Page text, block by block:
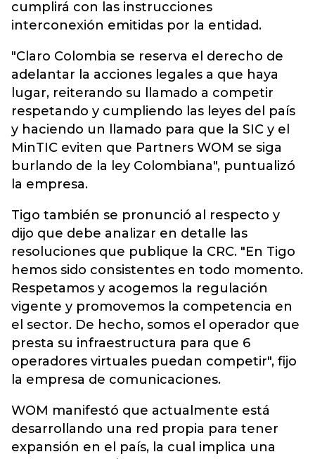
cumplirá con las instrucciones
interconexión emitidas por la entidad.
"Claro Colombia se reserva el derecho de
adelantar la acciones legales a que haya
lugar, reiterando su llamado a competir
respetando y cumpliendo las leyes del país
y haciendo un llamado para que la SIC y el
MinTIC eviten que Partners WOM se siga
burlando de la ley Colombiana", puntualizó
la empresa.
Tigo también se pronunció al respecto y
dijo que debe analizar en detalle las
resoluciones que publique la CRC. "En Tigo
hemos sido consistentes en todo momento.
Respetamos y acogemos la regulación
vigente y promovemos la competencia en
el sector. De hecho, somos el operador que
presta su infraestructura para que 6
operadores virtuales puedan competir", fijo
la empresa de comunicaciones.
WOM manifestó que actualmente está
desarrollando una red propia para tener
expansión en el país, la cual implica una